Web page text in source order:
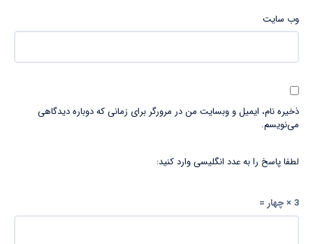
وب‌ سایت
ذخیره نام، ایمیل و وبسایت من در مرورگر برای زمانی که دوباره دیدگاهی
می‌نویسم.
لطفا پاسخ را به عدد انگلیسی وارد کنید:
3 × چهار =